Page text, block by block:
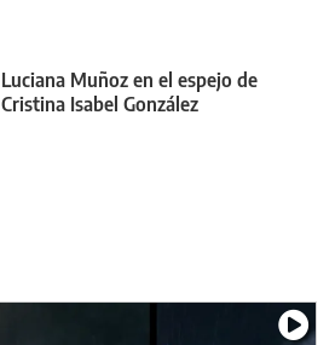
Luciana Muñoz en el espejo de
Cristina Isabel González